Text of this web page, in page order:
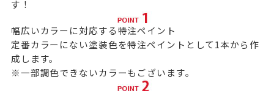
す！
幅広いカラーに対応する特注ペイント
定番カラーにない塗装色を特注ペイントとして1本から作
成します。
※一部調色できないカラーもございます。